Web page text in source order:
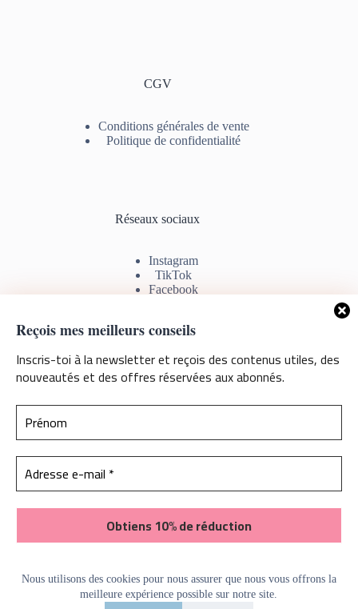
Nous utilisons des cookies pour nous assurer que nous vous offrons la
meilleure expérience possible sur notre site.
Reçois mes meilleurs conseils
Inscris-toi à la newsletter et reçois des contenus utiles, des
nouveautés et des offres réservées aux abonnés.
Pas de spam ! Consulte la pour
plus d’informations.
CGV
Conditions générales de vente
Politique de confidentialité
Réseaux sociaux
Instagram
TikTok
Facebook
Information de contact
Si vous avez des questions, commentaires ou problèmes avec
les téléchargements, sentez vous libre de me contacter par
mail. Je serais ravie de pouvoir vous aider